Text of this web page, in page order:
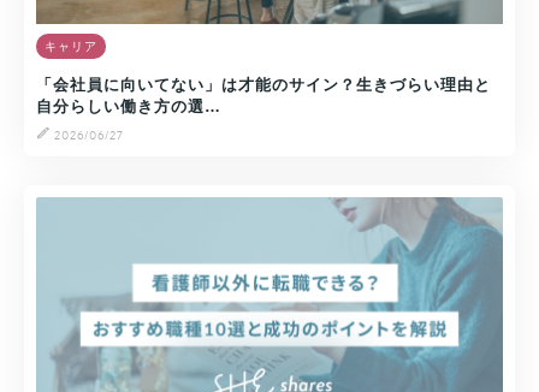
キャリア
「会社員に向いてない」は才能のサイン？生きづらい理由と
自分らしい働き方の選…
2026/06/27